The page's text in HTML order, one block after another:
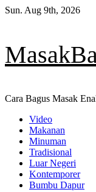
Skip
Sun. Aug 9th, 2026
Cara Bagus Masak
Primary
Menu
Video
Makanan
Minuman
Tradisional
Luar Negeri
Kontemporer
Bumbu Dapur